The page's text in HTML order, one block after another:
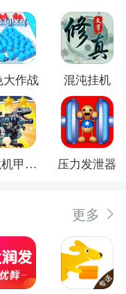
大作战 混沌挂机
恐龙机甲射手 压力发泄器
更多